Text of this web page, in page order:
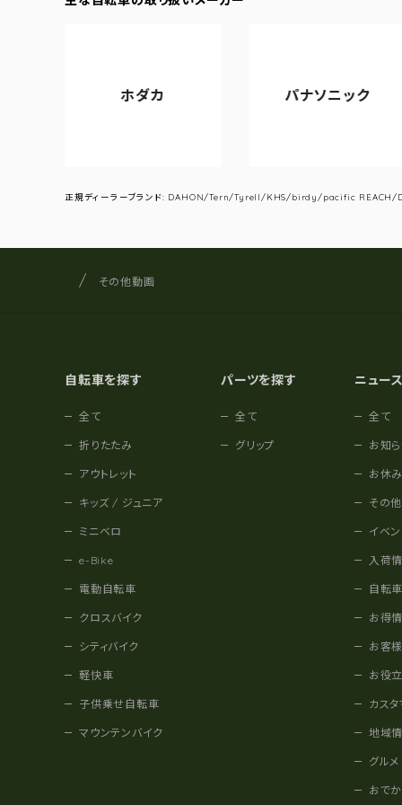
ホダカ パナソニック
正規ディーラーブランド: DAHON/Tern/Tyrell/KHS/birdy/pacific
サイト内の現在地
サイクルショップナカゴヤ
その他動画
自転車を探す
全て
折りたたみ
アウトレット
キッズ / ジュニア
ミニベロ
e-Bike
電動自転車
クロスバイク
シティバイク
軽快車
子供乗せ自転車
マウンテンバイク
パーツを探す
全て
グリップ
ニュー
全て
お知
お休
その
イベン
入荷
自転
お得
お客様
お役
カス
地域
グルメ
おで